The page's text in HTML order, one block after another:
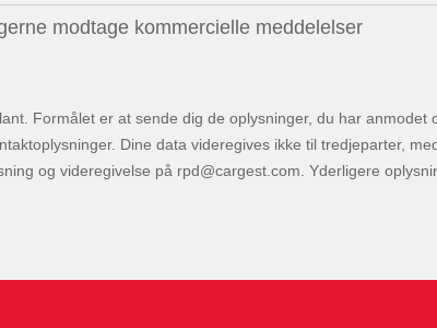
modtage kommercielle meddelelser
Formålet er at sende dig de oplysninger, du har anmodet
Dine data videregives ikke til tredjeparter,
og videregivelse på
. Yderligere